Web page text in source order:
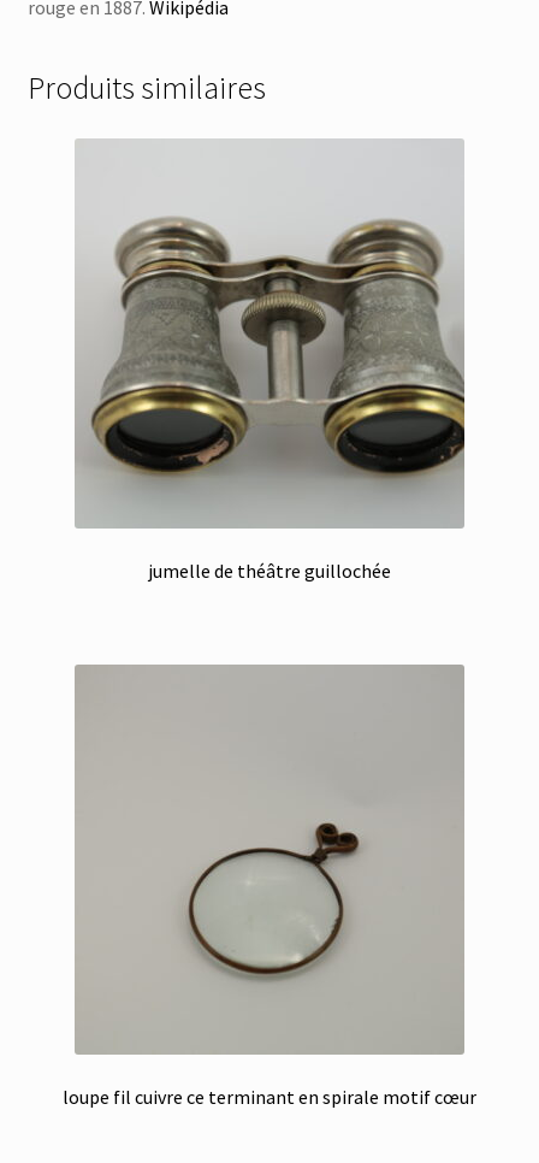
rouge en 1887. Wikipédia
Produits similaires
jumelle de théâtre guillochée
loupe fil cuivre ce terminant en spirale motif cœur